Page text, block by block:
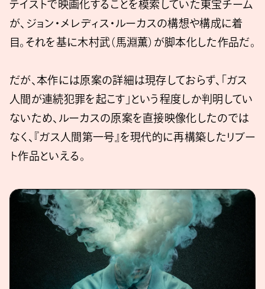
テイストで映画化することを模索していた東宝チーム
が、ジョン・メレディス・ルーカスの構想や構成に着
目。それを基に木村武（馬淵薫）が脚本化した作品だ。
だが、本作には原案の詳細は現存しておらず、「ガス
人間が連続犯罪を起こす」という程度しか判明してい
ないため、ルーカスの原案を直接映像化したのでは
なく、『ガス人間第一号』を現代的に再構築したリブー
ト作品といえる。